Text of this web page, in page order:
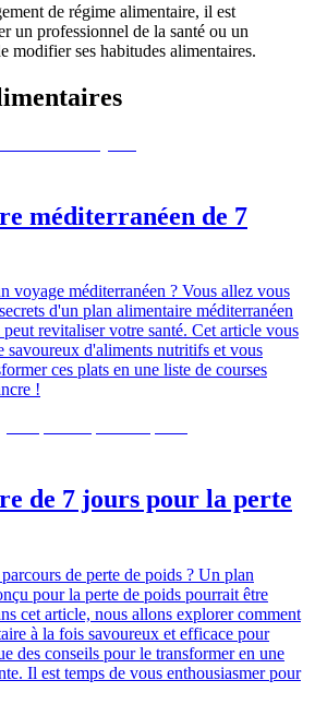
de régime alimentaire, il est
un professionnel de la santé ou un
modifier ses habitudes alimentaires.
méditerranéen de 7
voyage méditerranéen ? Vous allez vous
d'un plan alimentaire méditerranéen
revitaliser votre santé. Cet article vous
savoureux d'aliments nutritifs et vous
ces plats en une liste de courses
!
de 7 jours pour la perte
de perte de poids ? Un plan
pour la perte de poids pourrait être
cet article, nous allons explorer comment
à la fois savoureux et efficace pour
des conseils pour le transformer en une
Il est temps de vous enthousiasmer pour